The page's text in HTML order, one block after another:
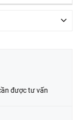
được tư vấn